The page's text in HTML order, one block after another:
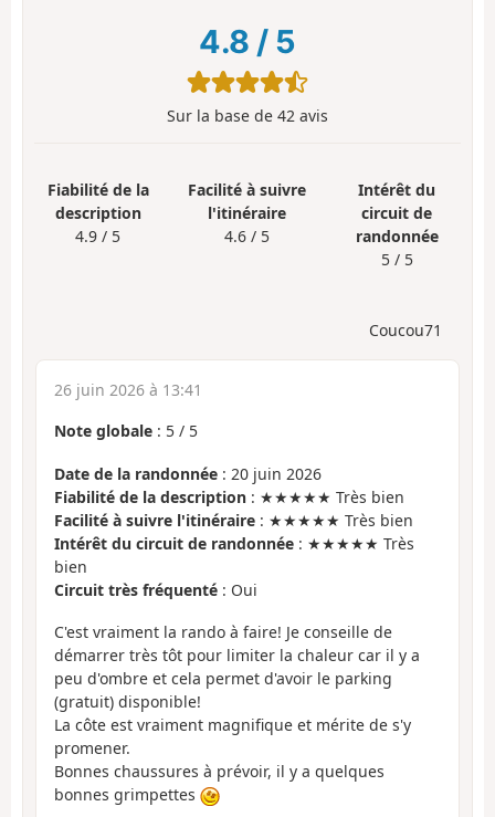
4.8 / 5
Sur la base de 42 avis
Fiabilité de la
description
4.9 / 5
Facilité à suivre
l'itinéraire
4.6 / 5
Intérêt du
circuit de
randonnée
5 / 5
Coucou71
26 juin 2026 à 13:41
Note globale : 5 / 5
Date de la randonnée : 20 juin 2026
Fiabilité de la description : ★★★★★ Très bien
Facilité à suivre l'itinéraire : ★★★★★ Très bien
Intérêt du circuit de randonnée : ★★★★★ Très
bien
Circuit très fréquenté : Oui
C'est vraiment la rando à faire! Je conseille de
démarrer très tôt pour limiter la chaleur car il y a
peu d'ombre et cela permet d'avoir le parking
(gratuit) disponible!
La côte est vraiment magnifique et mérite de s'y
promener.
Bonnes chaussures à prévoir, il y a quelques
bonnes grimpettes